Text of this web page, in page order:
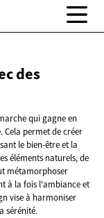
des
qui gagne en
permet de créer
le bien-être et la
éléments naturels, de
métamorphoser
à la fois l'ambiance et
vise à harmoniser
sérénité.